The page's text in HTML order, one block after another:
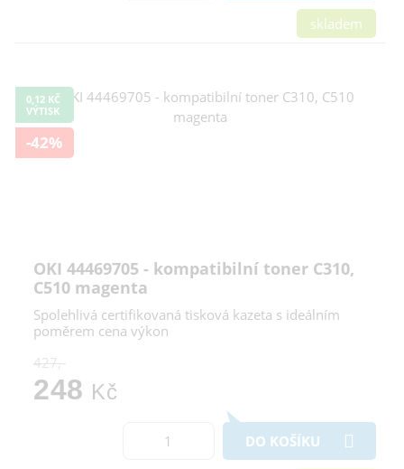
skladem
0,12 KČ
VÝTISK
-42%
OKI 44469705 - kompatibilní toner C310,
C510 magenta
Spolehlivá certifikovaná tisková kazeta s ideálním
poměrem cena výkon
427,-
248 Kč
DO KOŠÍKU